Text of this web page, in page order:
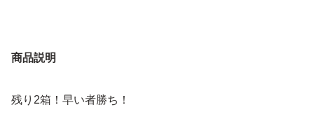
商品説明
残り2箱！早い者勝ち！